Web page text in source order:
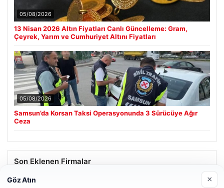
05/08/2026
13 Nisan 2026 Altın Fiyatları Canlı Güncelleme: Gram,
Çeyrek, Yarım ve Cumhuriyet Altını Fiyatları
05/08/2026
Samsun’da Korsan Taksi Operasyonunda 3 Sürücüye Ağır
Ceza
Son Eklenen Firmalar
Göz Atın ×